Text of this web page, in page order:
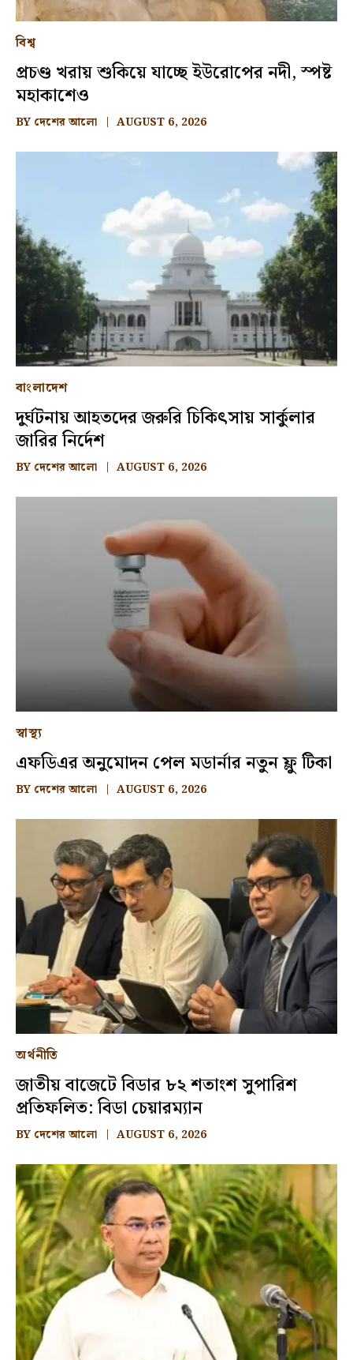
বিশ্ব
প্রচণ্ড খরায় শুকিয়ে যাচ্ছে ইউরোপের নদী, স্পষ্ট
মহাকাশেও
BY দেশের আলো AUGUST 6, 2026
বাংলাদেশ
দুর্ঘটনায় আহতদের জরুরি চিকিৎসায় সার্কুলার
জারির নির্দেশ
BY দেশের আলো AUGUST 6, 2026
স্বাস্থ্য
এফডিএর অনুমোদন পেল মডার্নার নতুন ফ্লু টিকা
BY দেশের আলো AUGUST 6, 2026
অর্থনীতি
জাতীয় বাজেটে বিডার ৮২ শতাংশ সুপারিশ
প্রতিফলিত: বিডা চেয়ারম্যান
BY দেশের আলো AUGUST 6, 2026